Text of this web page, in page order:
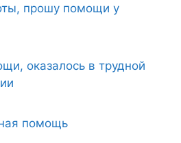
прошу помощи у
оказалось в трудной
помощь